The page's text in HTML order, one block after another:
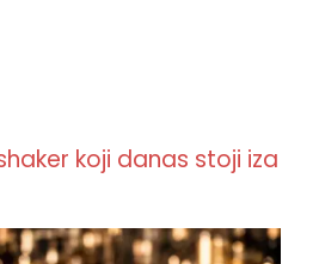
koji danas stoji iza